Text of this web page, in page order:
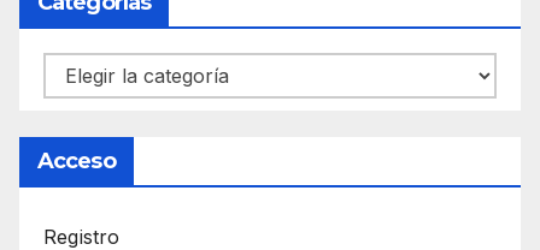
Categorías
Acceso
Registro